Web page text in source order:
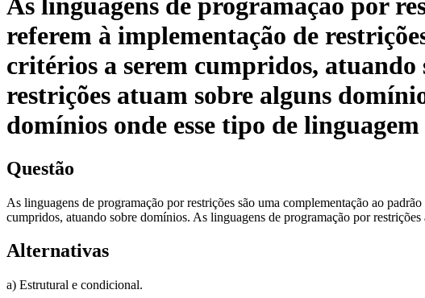
As linguagens de programação por
referem à implementação de
critérios a serem cumpridos,
restrições atuam sobre alguns
domínios onde esse tipo de
Questão
As linguagens de programação por restrições são uma complementação ao
cumpridos, atuando sobre domínios. As linguagens de programação por
Alternativas
a) Estrutural e condicional.